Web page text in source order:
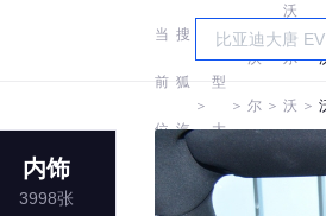
当
前
位
搜
狐
汽
＞
车
型
大
全
＞
沃
尔 ＞
沃
尔
沃 ＞
内饰
3998张